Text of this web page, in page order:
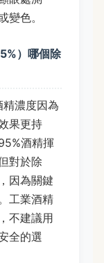
變色。
）哪個除
濃度因為
果更持
酒精揮
對於除
因為關鍵
工業酒精
不建議用
全的選